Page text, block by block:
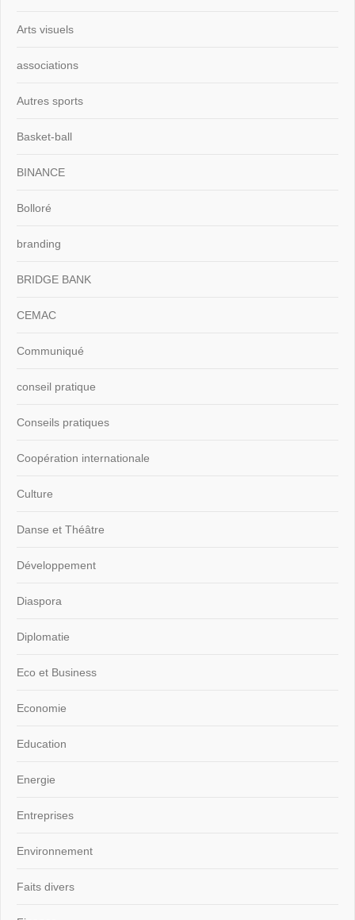
Arts visuels
associations
Autres sports
Basket-ball
BINANCE
Bolloré
branding
BRIDGE BANK
CEMAC
Communiqué
conseil pratique
Conseils pratiques
Coopération internationale
Culture
Danse et Théâtre
Développement
Diaspora
Diplomatie
Eco et Business
Economie
Education
Energie
Entreprises
Environnement
Faits divers